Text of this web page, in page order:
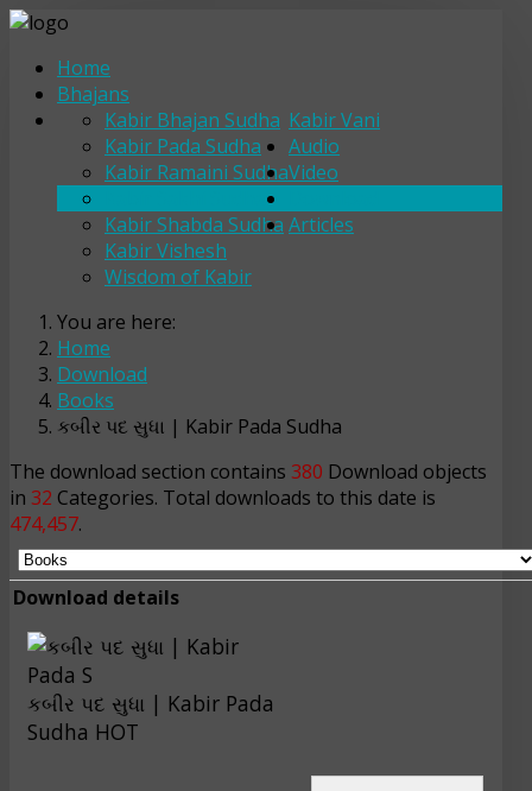
Home
Bhajans
Kabir Vani
Kabir Bhajan Sudha
Kabir Pada Sudha
Kabir Ramaini Sudha
Kabir Shabda Sudha
Kabir Vishesh
Wisdom of Kabir
Audio
Video
Articles
You are here:
Home
Download
Books
કબીર પદ સુધા | Kabir Pada Sudha
The download section contains 380 Download objects
in 32 Categories. Total downloads to this date is
474,457.
Download details
કબીર પદ સુધા | Kabir Pada
Sudha HOT